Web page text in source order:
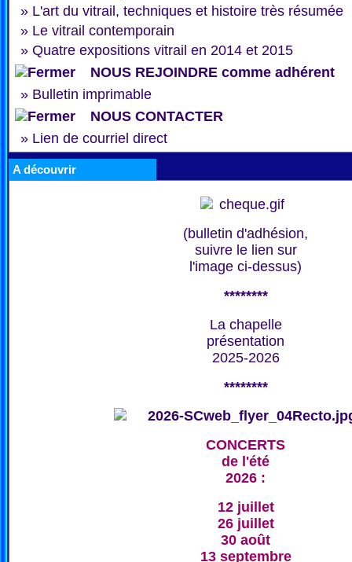
» L'art du vitrail, techniques et histoire très résumée
» Le vitrail contemporain
» Quatre expositions vitrail en 2014 et 2015
NOUS REJOINDRE comme adhérent
» Bulletin imprimable
NOUS CONTACTER
» Lien de courriel direct
A découvrir
(bulletin d'adhésion,
suivre le lien sur
l'image ci-dessus)
********
La chapelle
présentation
2025-2026
********
CONCERTS
de l'été
2026 :
12 juillet
26 juillet
30 août
13 septembre